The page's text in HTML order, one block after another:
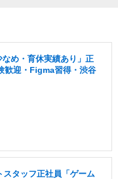
め・育休実績あり」正
歓迎・Figma習得・渋谷
スタッフ正社員「ゲーム